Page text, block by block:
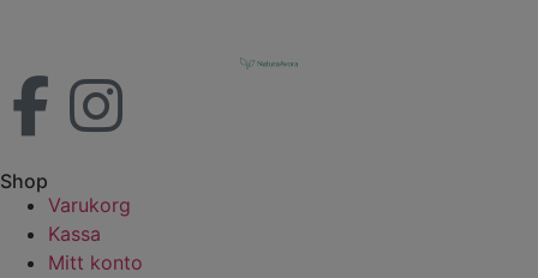
Shop
Varukorg
Kassa
Mitt konto